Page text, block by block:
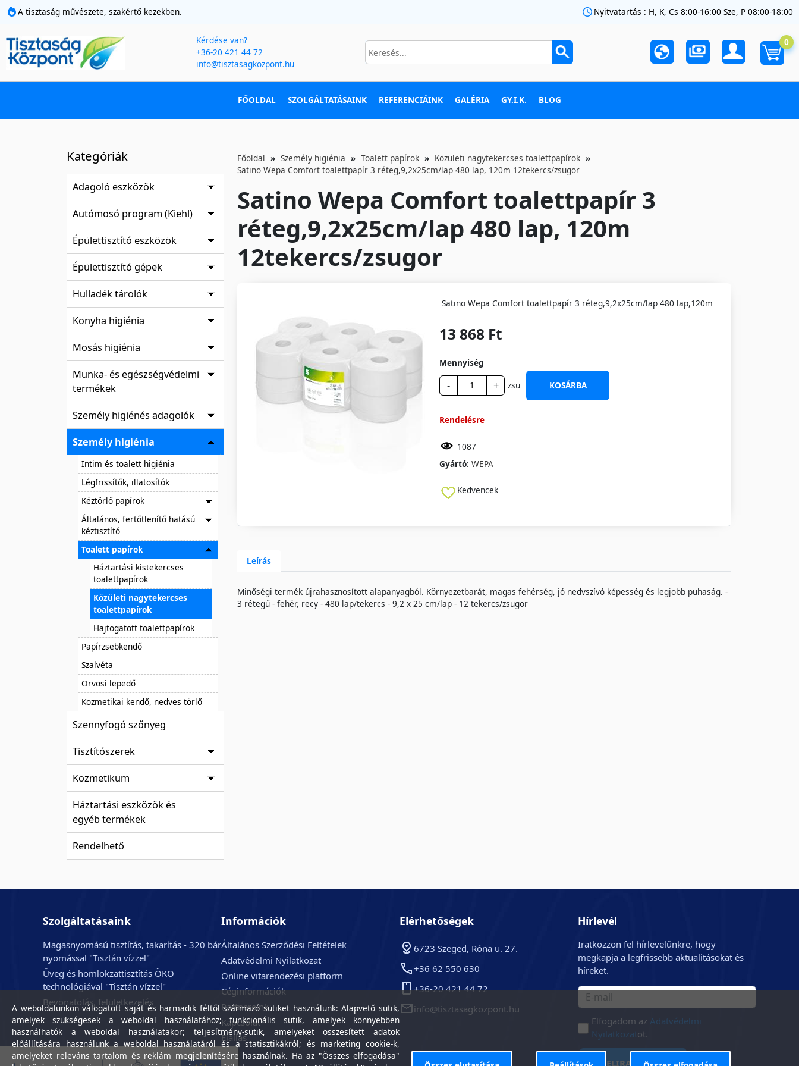
A tisztaság művészete, szakértő kezekben. Nyitvatartás : H, K, Cs 8:00-16:00 Sze, P 08:00-18:00
Kérdése van?
+36-20 421 44 72
info@tisztasagkozpont.hu
0
FŐOLDAL SZOLGÁLTATÁSAINK REFERENCIÁINK GALÉRIA GY.I.K. BLOG
Kategóriák
Adagoló eszközök
Autómosó program (Kiehl)
Épülettisztító eszközök
Épülettisztító gépek
Hulladék tárolók
Konyha higiénia
Mosás higiénia
Munka- és egészségvédelmi
termékek
Személy higiénés adagolók
Személy higiénia
Intim és toalett higiénia
Légfrissítők, illatosítók
Kéztörlő papírok
Általános, fertőtlenítő hatású
kéztisztító
Toalett papírok
Háztartási kistekercses
toalettpapírok
Közületi nagytekercses
toalettpapírok
Hajtogatott toalettpapírok
Papírzsebkendő
Szalvéta
Orvosi lepedő
Kozmetikai kendő, nedves törlő
Szennyfogó szőnyeg
Tisztítószerek
Kozmetikum
Háztartási eszközök és
egyéb termékek
Rendelhető
Főoldal Személy higiénia Toalett papírok
Közületi nagytekercses toalettpapírok
Satino Wepa Comfort toalettpapír 3 réteg,9,2x25cm/lap 480 lap, 120m 12tekercs/zsugor
Satino Wepa Comfort toalettpapír 3
réteg,9,2x25cm/lap 480 lap, 120m
12tekercs/zsugor
Satino Wepa Comfort toalettpapír 3 réteg,9,2x25cm/lap 480 lap,120m
13 868 Ft
Mennyiség
- + zsu KOSÁRBA
Rendelésre
1087
Gyártó: WEPA
Kedvencek
Leírás
Minőségi termék újrahasznosított alapanyagból. Környezetbarát, magas fehérség, jó nedvszívó képesség és legjobb puhaság. -
3 rétegű - fehér, recy - 480 lap/tekercs - 9,2 x 25 cm/lap - 12 tekercs/zsugor
Szolgáltatásaink
Magasnyomású tisztítás, takarítás - 320 bár
nyomással "Tisztán vízzel"
Üveg és homlokzattisztítás ÖKO
technológiával "Tisztán vízzel"
Bevonatolás, felületkezelés
Információk
Általános Szerződési Feltételek
Adatvédelmi Nyilatkozat
Online vitarendezési platform
Céginformációk
Partnereink
Kapcsolat
Elállás
Elérhetőségek
6723 Szeged, Róna u. 27.
+36 62 550 630
+36-20 421 44 72
info@tisztasagkozpont.hu
Hírlevél
Iratkozzon fel hírlevelünkre, hogy
megkapja a legfrissebb aktualitásokat és
híreket.
Elfogadom az Adatvédelmi
Nyilatkozatot.
FELIRATKOZÁS
A weboldalunkon válogatott saját és harmadik féltől származó sütiket használunk: Alapvető sütik,
amelyek szükségesek a weboldal használatához; funkcionális sütik, amelyek könnyebben
használhatók a weboldal használatakor; teljesítmény-sütik, amelyeket összesített adatok
előállítására használunk a weboldal használatáról és a statisztikákról; és marketing cookie-k,
amelyeket releváns tartalom és reklám megjelenítésére használnak. Ha az "Összes elfogadása"